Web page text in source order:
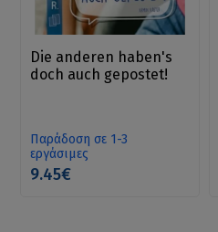
Die anderen haben's
doch auch gepostet!
Παράδοση σε 1-3
εργάσιμες
9.45€